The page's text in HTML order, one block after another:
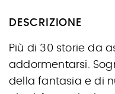
DESCRIZIONE
Più di 30 storie da
addormentarsi.
della fantasia e di